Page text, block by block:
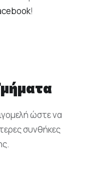
!
ώστε να
συνθήκες